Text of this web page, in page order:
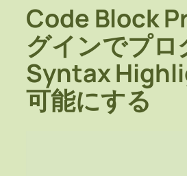
Code Block
グインでプロ
Syntax
可能にする